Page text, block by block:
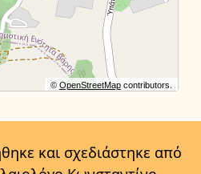
© OpenStreetMapcontributors.
και σχεδιάστηκε από